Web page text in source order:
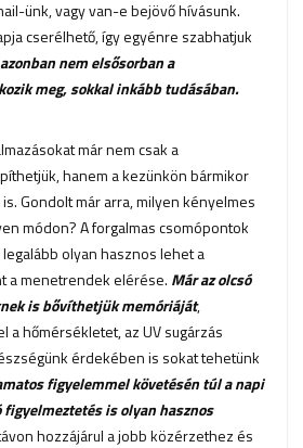
ünk, vagy van-e bejövő hívásunk.
cserélhető, így egyénre szabhatjuk
nem elsősorban a
meg, sokkal inkább tudásában.
már nem csak a
hanem a kezünkön bármikor
Gondolt már arra, milyen kényelmes
módon? A forgalmas csomópontok
olyan hasznos lehet a
a menetrendek elérése. Már az olcsó
is bővíthetjük memóriáját,
a hőmérsékletet, az UV sugárzás
érdekében is sokat tehetünk
figyelemmel követésén túl a napi
is olyan hasznos
hozzájárul a jobb közérzethez és